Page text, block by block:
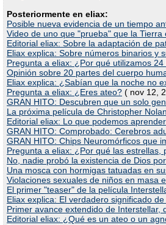
Posteriormente en eliax:
Posible nueva evidencia de un tiempo
Video de uno que "prueba" que la Tierra
Editorial eliax: Sobre la adaptación de
Eliax explica: Sobre números binarios y
Pregunta a eliax: ¿Por qué utilizamos
Opinión sobre 20 partes del cuerpo
Eliax explica: ¿Sabían que la noche no
Pregunta a eliax: ¿Eres ateo? ( nov 12,
GRAN HITO: Descubren que un solo
La próxima película de Christopher
Editorial eliax: Lo que podemos
GRAN HITO: Comprobado: Cerebros
GRAN HITO: Chips Neuromórficos que
Pregunta a eliax: ¿Por qué las
No, nadie probó la existencia de Dios
Una mosca con hormigas tatuadas en
Violaciones sexuales de niños en masa
El primer "teaser" de la película
Eliax explica: El verdadero significado
Primer avance extendido de Interstellar,
Editorial eliax: ¿Qué es un ateo o un